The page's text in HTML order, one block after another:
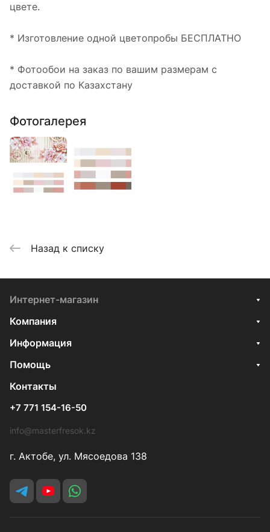
цвете.
* Изготовление одной цветопробы БЕСПЛАТНО
* Фотообои на заказ по вашим размерам с
доставкой по Казахстану
Фотогалерея
Назад к списку
Интернет-магазин
Компания
Информация
Помощь
Контакты
+7 771 154-16-50
info@masterfresok.kz
г. Актобе, ул. Мясоедова 138